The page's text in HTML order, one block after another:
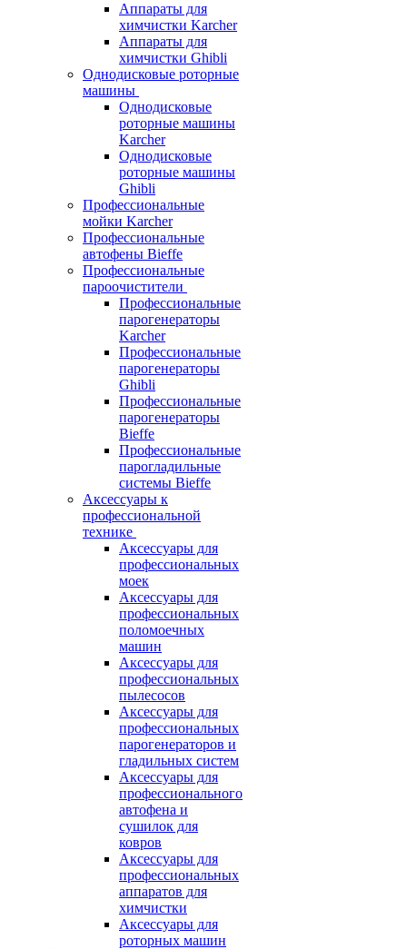
Аппараты для
химчистки Karcher
Аппараты для
химчистки Ghibli
Однодисковые роторные
машины
Однодисковые
роторные машины
Karcher
Однодисковые
роторные машины
Ghibli
Профессиональные
мойки Karcher
Профессиональные
автофены Bieffe
Профессиональные
пароочистители
Профессиональные
парогенераторы
Karcher
Профессиональные
парогенераторы
Ghibli
Профессиональные
парогенераторы
Bieffe
Профессиональные
парогладильные
системы Bieffe
Аксессуары к
профессиональной
технике
Аксессуары для
профессиональных
моек
Аксессуары для
профессиональных
поломоечных
машин
Аксессуары для
профессиональных
пылесосов
Аксессуары для
профессиональных
парогенераторов и
гладильных систем
Аксессуары для
профессионального
автофена и
сушилок для
ковров
Аксессуары для
профессиональных
аппаратов для
химчистки
Аксессуары для
роторных машин